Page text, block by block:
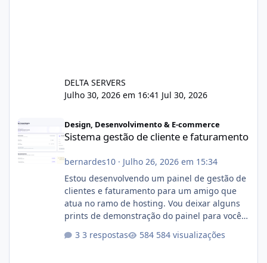
DELTA SERVERS
Julho 30, 2026 em 16:41 Jul 30, 2026
Design, Desenvolvimento & E-commerce
Sistema gestão de cliente e faturamento
bernardes10· Julho 26, 2026 em 15:34
Estou desenvolvendo um painel de gestão de
clientes e faturamento para um amigo que
atua no ramo de hosting. Vou deixar alguns
prints de demonstração do painel para vocês
com cerca de 80% concluído e conta com
3 respostas 584 visualizações